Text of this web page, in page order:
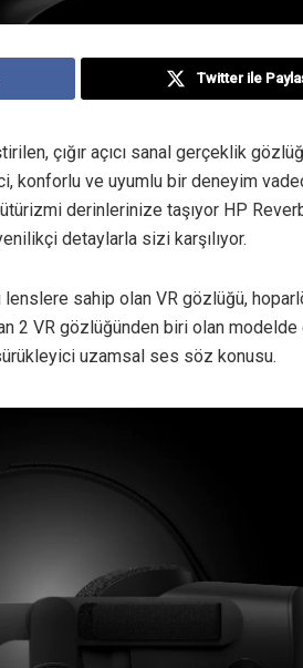
Twitter ile
çığır açıcı sanal gerçeklik
konforlu ve uyumlu bir deneyim
derinlerinize taşıyor HP
detaylarla sizi karşılıyor.
sahip olan VR gözlüğü,
2 VR gözlüğünden biri olan
uzamsal ses söz konusu.